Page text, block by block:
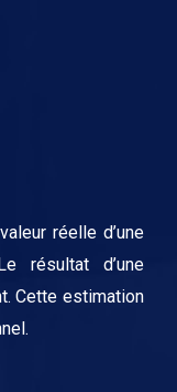
réelle d’une
résultat d’une
Cette estimation